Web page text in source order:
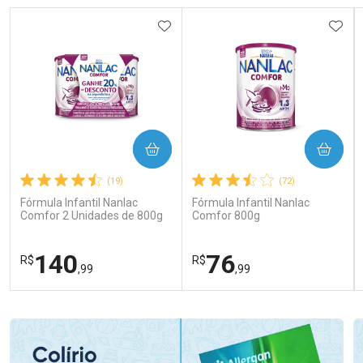
(19)
Fórmula Infantil Nanlac
Comfor 2 Unidades de 800g
R$140,99
ADICIONAR AOS FAVORITOS
COMPRAR
(72)
Fórmula Infantil Nanlac
Comfor 800g
R$76,99
COMPRAR
Laboratório
Por Menos